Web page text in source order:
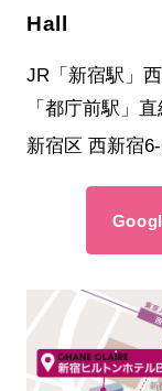
Hall
JR「新宿駅」
「都庁前駅」
新宿区 西新宿